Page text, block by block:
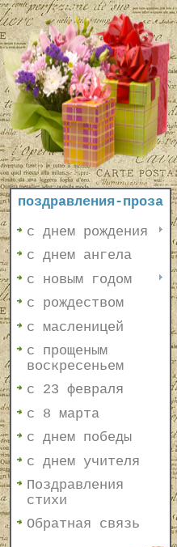
поздравления-проза
с днем рождения
с днем ангела
с новым годом
с рождеством
с масленицей
с прощеным
воскресеньем
с 23 февраля
с 8 марта
с днем победы
с днем учителя
Поздравления
стихи
Обратная связь